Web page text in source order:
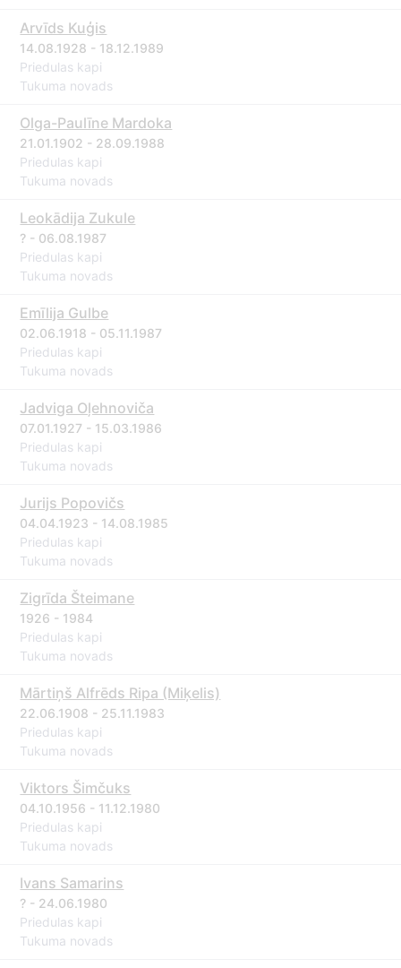
Arvīds Kuģis
14.08.1928 - 18.12.1989
Priedulas kapi
Tukuma novads
Olga-Paulīne Mardoka
21.01.1902 - 28.09.1988
Priedulas kapi
Tukuma novads
Leokādija Zukule
? - 06.08.1987
Priedulas kapi
Tukuma novads
Emīlija Gulbe
02.06.1918 - 05.11.1987
Priedulas kapi
Tukuma novads
Jadviga Oļehnoviča
07.01.1927 - 15.03.1986
Priedulas kapi
Tukuma novads
Jurijs Popovičs
04.04.1923 - 14.08.1985
Priedulas kapi
Tukuma novads
Zigrīda Šteimane
1926 - 1984
Priedulas kapi
Tukuma novads
Mārtiņš Alfrēds Ripa (Miķelis)
22.06.1908 - 25.11.1983
Priedulas kapi
Tukuma novads
Viktors Šimčuks
04.10.1956 - 11.12.1980
Priedulas kapi
Tukuma novads
Ivans Samarins
? - 24.06.1980
Priedulas kapi
Tukuma novads